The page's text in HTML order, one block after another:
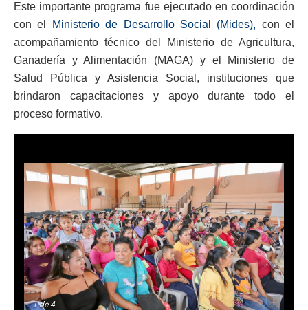
Este importante programa fue ejecutado en coordinación
con el
Ministerio de Desarrollo Social (Mides), con el
acompañamiento técnico del Ministerio de Agricultura,
Ganadería y Alimentación (MAGA) y el Ministerio de
Salud Pública y Asistencia Social, instituciones que
brindaron capacitaciones y apoyo durante todo el
proceso formativo.
1de 4 - +